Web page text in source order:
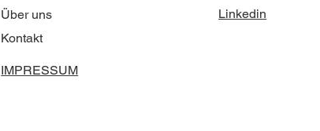
Über uns
Kontakt
IMPRESSUM
Linkedin